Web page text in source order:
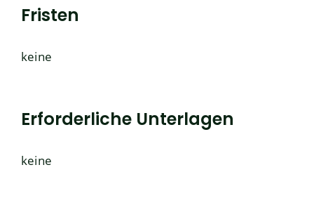
Fristen
keine
Erforderliche Unterlagen
keine